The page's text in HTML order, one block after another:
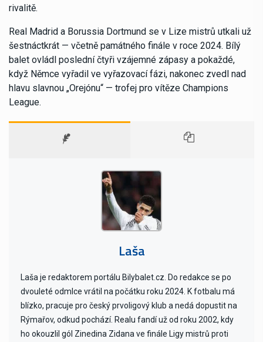
rivalitě.
Real Madrid a Borussia Dortmund se v Lize mistrů utkali už
šestnáctkrát — včetně památného finále v roce 2024. Bílý
balet ovládl poslední čtyři vzájemné zápasy a pokaždé,
když Němce vyřadil ve vyřazovací fázi, nakonec zvedl nad
hlavu slavnou „Orejónu“ — trofej pro vítěze Champions
League.
Laša
Laša je redaktorem portálu Bilybalet.cz. Do redakce se po
dvouleté odmlce vrátil na počátku roku 2024. K fotbalu má
blízko, pracuje pro český prvoligový klub a nedá dopustit na
Rýmařov, odkud pochází. Realu fandí už od roku 2002, kdy
ho okouzlil gól Zinedina Zidana ve finále Ligy mistrů proti